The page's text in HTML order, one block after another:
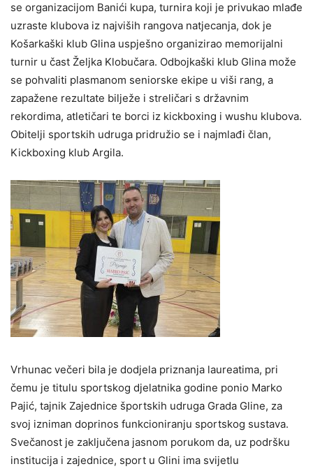
se organizacijom Banići kupa, turnira koji je privukao mlađe
uzraste klubova iz najviših rangova natjecanja, dok je
Košarkaški klub Glina uspješno organizirao memorijalni
turnir u čast Željka Klobučara. Odbojkaški klub Glina može
se pohvaliti plasmanom seniorske ekipe u viši rang, a
zapažene rezultate bilježe i streličari s državnim
rekordima, atletičari te borci iz kickboxing i wushu klubova.
Obitelji sportskih udruga pridružio se i najmlađi član,
Kickboxing klub Argila.
Vrhunac večeri bila je dodjela priznanja laureatima, pri
čemu je titulu sportskog djelatnika godine ponio Marko
Pajić, tajnik Zajednice športskih udruga Grada Gline, za
svoj izniman doprinos funkcioniranju sportskog sustava.
Svečanost je zaključena jasnom porukom da, uz podršku
institucija i zajednice, sport u Glini ima svijetlu